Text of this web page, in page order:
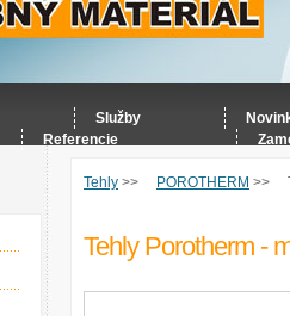
Služby
Referencie
Tehly >> POROTHERM >>
Tehly Porotherm -